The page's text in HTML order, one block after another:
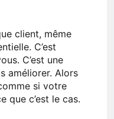
client, même
C’est
C’est une
améliorer. Alors
si votre
que c’est le cas.